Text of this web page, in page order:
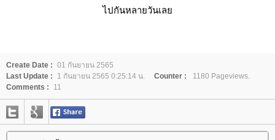
ไปกันหลายวันเล
Create Date : 01 กันยายน 2565
Last Update :
1 กันยายน 2565 0:25:14 น. Counter :
1180 Pageviews.
Comments :
11